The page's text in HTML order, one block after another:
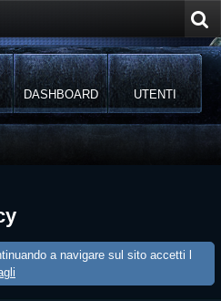
DASHBOARD UTENTI
a navigare sul sito accetti l